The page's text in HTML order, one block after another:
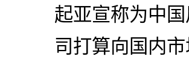
起亚宣称为中
司打算向国内